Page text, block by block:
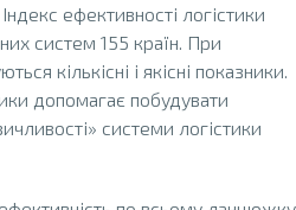
ефективності логістики
систем 155 країн. При
кількісні і якісні показники.
допомагає побудувати
системи логістики